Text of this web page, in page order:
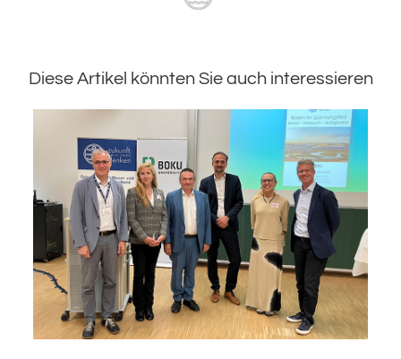
Diese Artikel könnten Sie auch interessieren